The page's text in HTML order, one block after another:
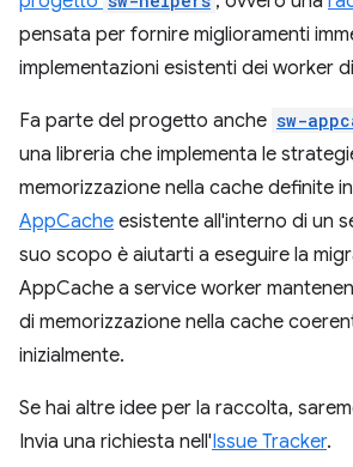
pensata per fornire miglioramenti
implementazioni esistenti dei worker
Fa parte del progetto anche sw-
una libreria che implementa le
memorizzazione nella cache definite
AppCache esistente all'interno di un
suo scopo è aiutarti a eseguire la
AppCache a service worker
di memorizzazione nella cache
inizialmente.
Se hai altre idee per la raccolta,
Invia una richiesta nell'Issue Tracker.